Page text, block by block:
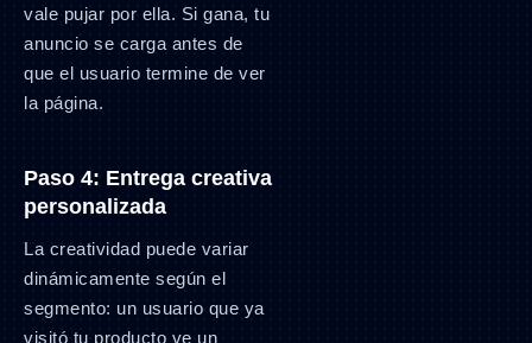
vale pujar por ella. Si gana, tu
anuncio se carga antes de
que el usuario termine de ver
la página.
Paso 4: Entrega creativa
personalizada
La creatividad puede variar
dinámicamente según el
segmento: un usuario que ya
visitó tu producto ve un